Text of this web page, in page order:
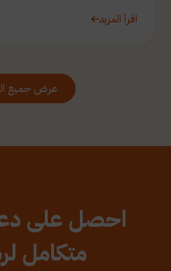
اقرأ المزيد
عرض جميع
احصل على
متكامل